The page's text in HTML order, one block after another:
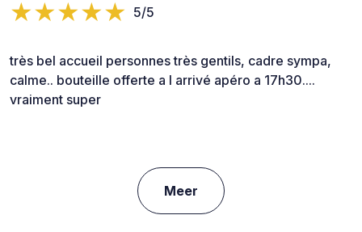
5/5
très bel accueil personnes très gentils, cadre sympa,
calme.. bouteille offerte a l arrivé apéro a 17h30....
vraiment super
Meer